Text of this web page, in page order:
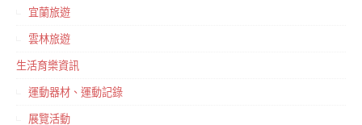
宜蘭旅遊
雲林旅遊
生活育樂資訊
運動器材、運動記錄
展覽活動